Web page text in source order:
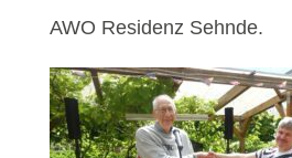
AWO Residenz Sehnde.